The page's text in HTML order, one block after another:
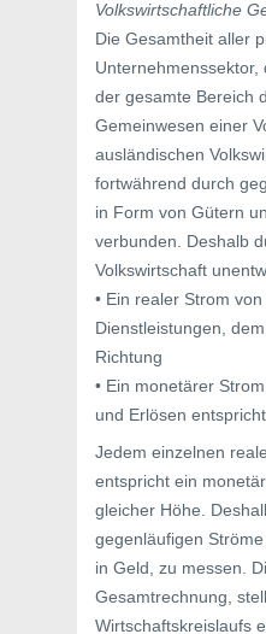
Volkswirtschaftliche
Die Gesamtheit aller
der gesamte Bereich
Gemeinwesen einer
ausländischen
fortwährend durch
in Form von Gütern
verbunden. Deshalb
Volkswirtschaft
• Ein realer Strom
Dienstleistungen,
Richtung
• Ein monetärer
und Erlösen
Jedem einzelnen
entspricht ein
gleicher Höhe.
gegenläufigen
in Geld, zu messen.
Gesamtrechnung,
Wirtschaftskreislaufs